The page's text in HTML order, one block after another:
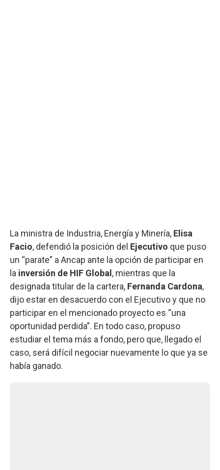
La ministra de Industria, Energía y Minería, Elisa
Facio, defendió la posición del Ejecutivo que puso
un “parate” a Ancap ante la opción de participar en
la inversión de HIF Global , mientras que la
designada titular de la cartera, Fernanda Cardona,
dijo estar en desacuerdo con el Ejecutivo y que no
participar en el mencionado proyecto es “una
oportunidad perdida”. En todo caso, propuso
estudiar el tema más a fondo, pero que, llegado el
caso, será difícil negociar nuevamente lo que ya se
había ganado.